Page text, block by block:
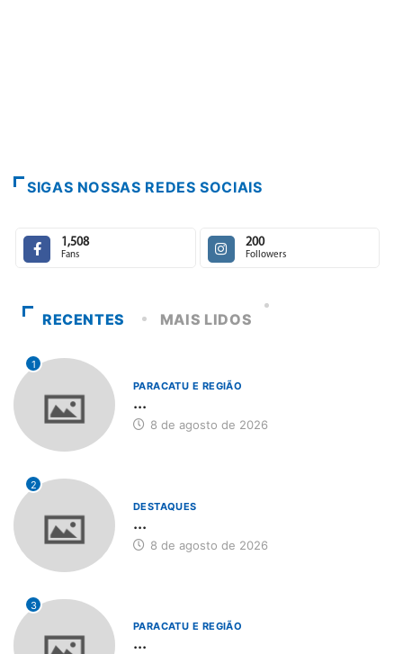
SIGAS NOSSAS REDES SOCIAIS
1,508
Fans
200
Followers
RECENTES MAIS LIDOS
1
PARACATU E REGIÃO
...
8 de agosto de 2026
2
DESTAQUES
...
8 de agosto de 2026
3
PARACATU E REGIÃO
...